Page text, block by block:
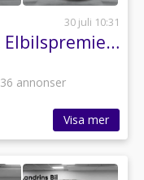
30 juli 10:31
Nissan Leaf N-Connecta, Elbilspremie 2026, Få 1300kr/mån i 36mån!
36 annonser
Visa mer